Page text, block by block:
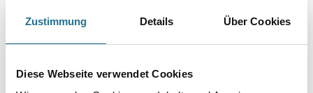
Zustimmung Details Über Cookies
Diese Webseite verwendet Cookies
PRODUKTEIGENSCHAFTEN